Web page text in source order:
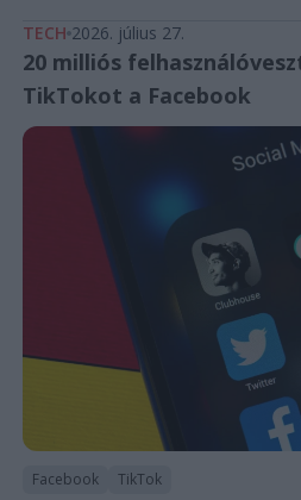
TECH 2026. július 27.
20 milliós
TikTokot a Facebook
Facebook TikTok